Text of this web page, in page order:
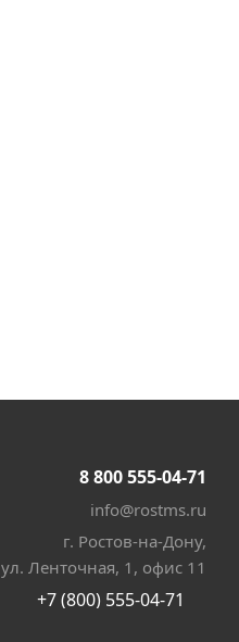
8 800 555-04-71
info@rostms.ru
г. Ростов-на-Дону,
ул. Ленточная, 1, офис 11
+7 (800) 555-04-71